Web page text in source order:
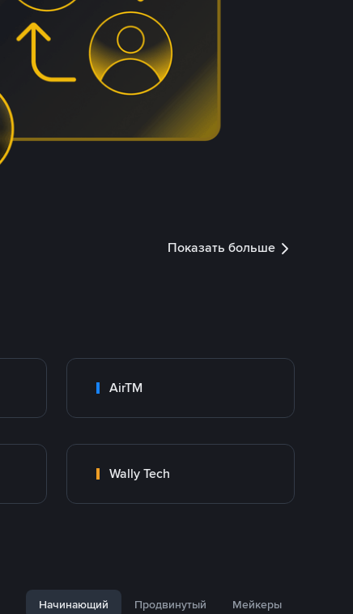
Показать больше
AirTM
Wally Tech
Начинающий Продвинутый Мейкеры